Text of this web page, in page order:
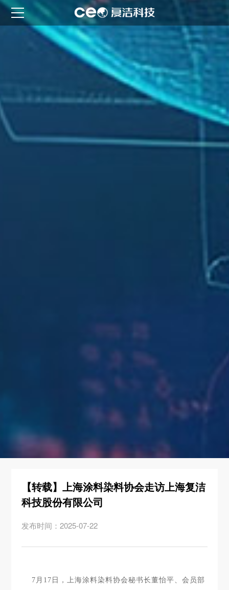
【转载】上海涂料染料协会走访上海复洁
科技股份有限公司
发布时间：2025-07-22
7月17日，上海涂料染料协会秘书长董怡平、会员部